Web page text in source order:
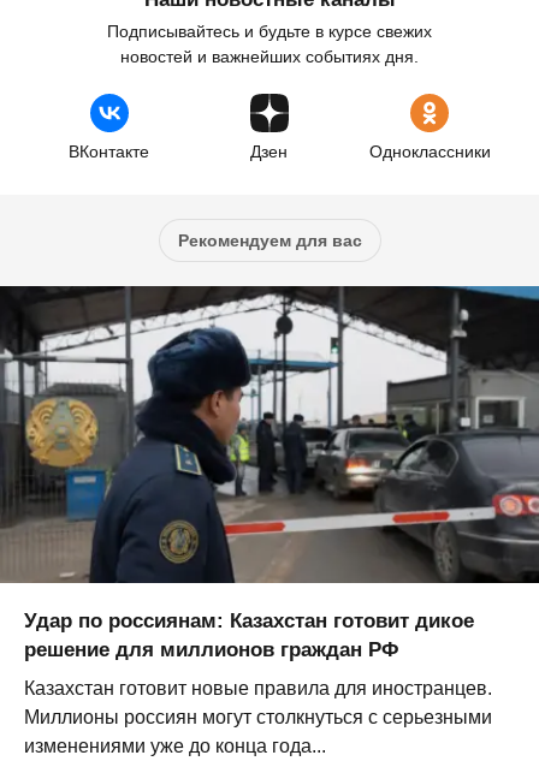
Подписывайтесь и будьте в курсе свежих
новостей и важнейших событиях дня.
ВКонтакте Дзен Одноклассники
Рекомендуем для вас
Удар по россиянам: Казахстан готовит дикое
решение для миллионов граждан РФ
Казахстан готовит новые правила для иностранцев.
Миллионы россиян могут столкнуться с серьезными
изменениями уже до конца года...